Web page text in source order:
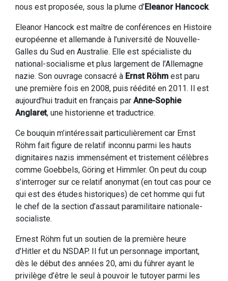
nous est proposée, sous la plume d’Eleanor Hancock.
Eleanor Hancock est maître de conférences en Histoire
européenne et allemande à l’université de Nouvelle-
Galles du Sud en Australie. Elle est spécialiste du
national-socialisme et plus largement de l’Allemagne
nazie. Son ouvrage consacré à Ernst Röhm est paru
une première fois en 2008, puis réédité en 2011. Il est
aujourd’hui traduit en français par Anne-Sophie
Anglaret, une historienne et traductrice.
Ce bouquin m’intéressait particulièrement car Ernst
Röhm fait figure de relatif inconnu parmi les hauts
dignitaires nazis immensément et tristement célèbres
comme Goebbels, Göring et Himmler. On peut du coup
s’interroger sur ce relatif anonymat (en tout cas pour ce
qui est des études historiques) de cet homme qui fut
le chef de la section d’assaut paramilitaire nationale-
socialiste.
Ernest Röhm fut un soutien de la première heure
d’Hitler et du NSDAP. Il fut un personnage important,
dès le début des années 20, ami du führer ayant le
privilège d’être le seul à pouvoir le tutoyer parmi les